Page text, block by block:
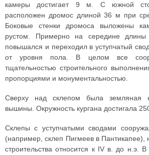
камеры достигает 9 м. С южной
расположен дромос длиной 36 м при
Боковые стенки дромоса выложены
рустом. Примерно на середине длины
повышался и переходил в уступчатый
от уровня пола. В целом все
тщательностью строительного
пропорциями и монументальностью.
Сверху над склепом была земляная
вышины. Окружность кургана достигала
Склепы с уступчатыми сводами
(например, склеп Пигмеев в Пантикапее),
строительства относится к IV в. до н.э.